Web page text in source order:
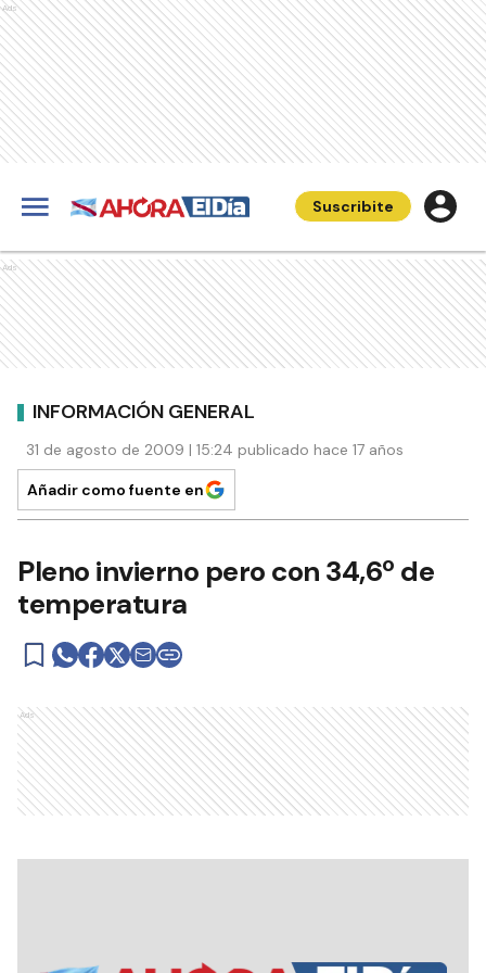
Ads
Suscribite
Ads
INFORMACIÓN GENERAL
31 de agosto de 2009 | 15:24 publicado hace 17 años
Añadir como fuente en
Pleno invierno pero con 34,6º de
temperatura
Ads